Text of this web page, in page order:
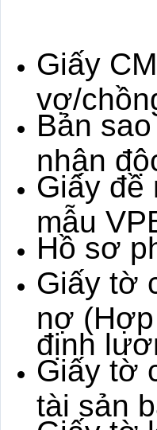
Giấy
vợ/
Bản
nhận
Giấy đề
mẫu
Hồ sơ
Giấy tờ
nợ
định
Giấy tờ
tài sản